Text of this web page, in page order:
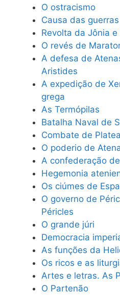
O ostracismo
Causa das
Revolta da Jônia
O revés de
A defesa de
Aristides
A expedição de
grega
As Termópilas
Batalha Naval de
Combate de Platea
O poderio de
A confederação
Hegemonia
Os ciúmes de
O governo de
Péricles
O grande júri
Democracia
As funções da
Os ricos e as
Artes e letras. As
O Partenão